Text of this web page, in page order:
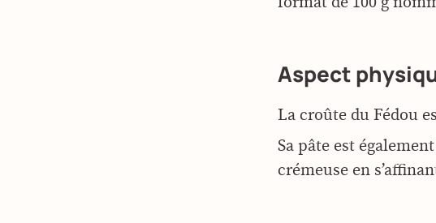
Aspect
La croûte du Fédou
Sa pâte est
crémeuse en